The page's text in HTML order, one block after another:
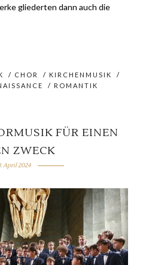
gliederten dann auch die
/ CHOR / KIRCHENMUSIK
/
/ ROMANTIK
FÜR EINEN
ZWECK
April 2024